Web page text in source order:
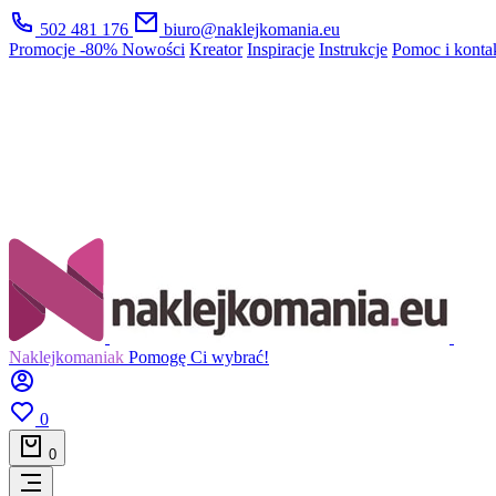
502 481 176
biuro@naklejkomania.eu
Promocje -80% Nowości Kreator Inspiracje Instrukcje Pomoc i
Naklejkomaniak Pomogę Ci wybrać!
0
0